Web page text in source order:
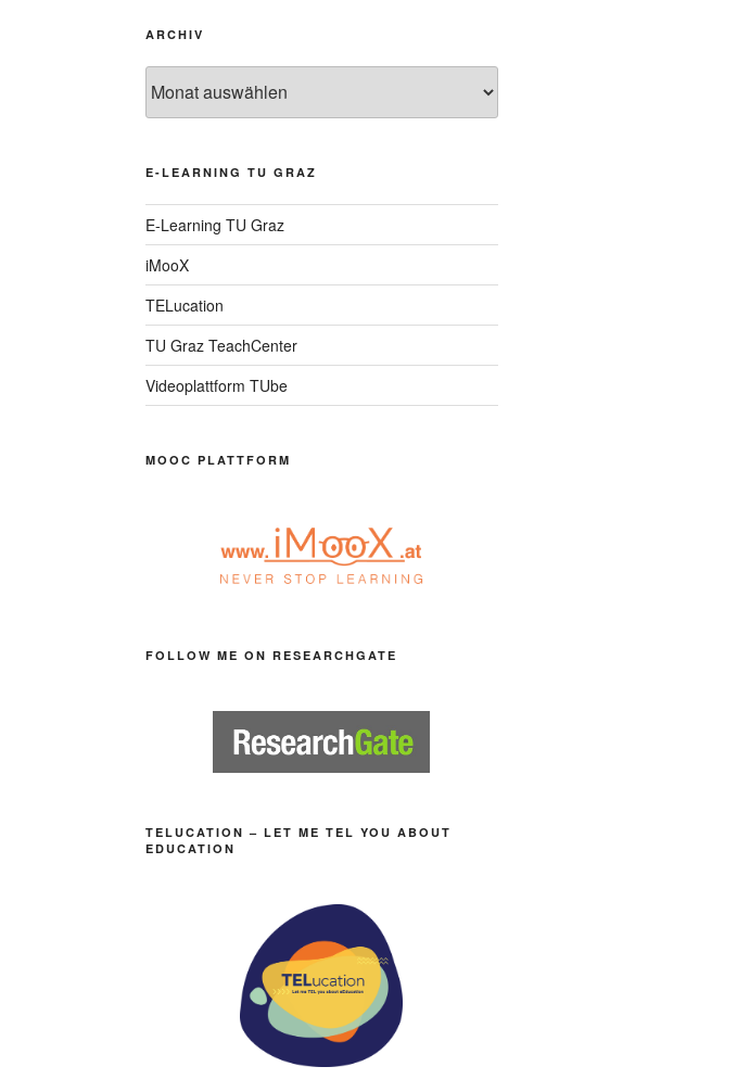
ARCHIV
E-LEARNING TU GRAZ
E-Learning TU Graz
iMooX
TELucation
TU Graz TeachCenter
Videoplattform TUbe
MOOC PLATTFORM
FOLLOW ME ON RESEARCHGATE
TELUCATION – LET ME TEL YOU ABOUT
EDUCATION